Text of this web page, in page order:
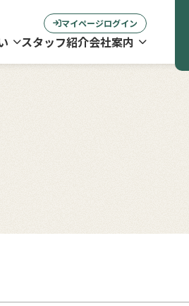
マイページログイン
スタッフ紹介会社案内